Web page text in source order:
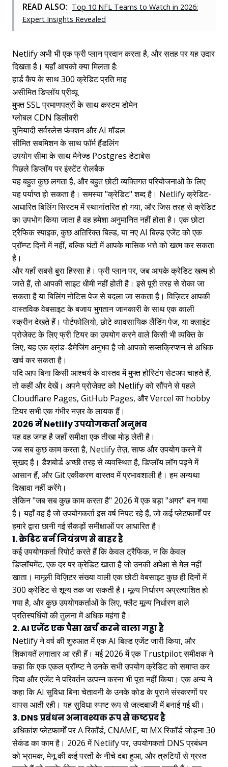
READ ALSO: Top 10 NFL Teams to Watch in 2026:
Expert Insights Revealed
Netlify अभी भी एक फ्री प्लान प्रदान करता है, और सतह पर यह उदार
दिखता है। यहाँ आपको क्या मिलता है:
हार्ड कैप के साथ 300 क्रेडिट प्रति माह
असीमित डिप्लॉय प्रीव्यू
मुफ्त SSL प्रमाणपत्रों के साथ कस्टम डोमेन
ग्लोबल CDN डिलीवरी
बुनियादी सर्वरलेस फंक्शन और AI मॉडल
सीमित सबमिशन के साथ फॉर्म हैंडलिंग
उपयोग सीमा के साथ मैनेज्ड Postgres डेटाबेस
पिछले डिप्लॉय पर इंस्टेंट रोलबैक
यह बहुत कुछ लगता है, और बहुत छोटी व्यक्तिगत परियोजनाओं के लिए
यह पर्याप्त हो सकता है। समस्या "क्रेडिट" शब्द है। Netlify क्रेडिट-
आधारित बिलिंग सिस्टम में स्थानांतरित हो गया, और जिस तरह से क्रेडिट
का उपभोग किया जाता है वह हमेशा अनुमानित नहीं होता है। एक छोटा
ट्रैफिक स्पाइक, कुछ अतिरिक्त बिल्ड, या नए AI बिल्ड एजेंट को एक
प्रॉम्प्ट दिनों में नहीं, बल्कि घंटों में आपके मासिक भत्ते को खत्म कर सकता
है।
और यहाँ सबसे बुरा हिस्सा है। फ्री प्लान पर, जब आपके क्रेडिट खत्म हो
जाते हैं, तो आपकी साइट धीमी नहीं होती है। इसे पूरी तरह से रोका जा
सकता है या बिलिंग नोटिस पेज से बदला जा सकता है। विज़िटर आपकी
वास्तविक वेबसाइट के बजाय भुगतान जानकारी के साथ एक काली
स्क्रीन देखते हैं। पोर्टफोलियो, छोटे व्यावसायिक लैंडिंग पेज, या क्लाइंट
प्रोजेक्ट के लिए फ्री टियर का उपयोग करने वाले किसी भी व्यक्ति के
लिए, यह एक ब्रांड-डैमेजिंग अनुभव है जो आपको सब्सक्रिप्शन से अधिक
खर्च कर सकता है।
यदि आप बिना किसी आश्चर्य के वास्तव में मुफ्त होस्टिंग सेटअप चाहते हैं,
तो कहीं और देखें। अपने प्रोजेक्ट को Netlify को सौंपने से पहले
Cloudflare Pages, GitHub Pages, और Vercel का hobby
टियर सभी एक गंभीर नज़र के लायक हैं।
2026 में Netlify उपयोगकर्ता अनुभव
यह वह जगह है जहाँ समीक्षा एक तीखा मोड़ लेती है।
जब सब कुछ काम करता है, Netlify तेज़, साफ और उपयोग करने में
सुखद है। डैशबोर्ड अच्छी तरह से व्यवस्थित है, डिप्लॉय लॉग पढ़ने में
आसान हैं, और Git एकीकरण वास्तव में प्रभावशाली है। हम अन्यथा
दिखावा नहीं करेंगे।
लेकिन "जब सब कुछ काम करता है" 2026 में एक बड़ा "अगर" बन गया
है। यहाँ वह है जो उपयोगकर्ता इस वर्ष निपट रहे हैं, जो कई प्लेटफार्मों पर
हमारे द्वारा छानी गई सैकड़ों समीक्षाओं पर आधारित है।
1. क्रेडिट बर्न नियंत्रण से बाहर है
कई उपयोगकर्ता रिपोर्ट करते हैं कि केवल ट्रैफिक, न कि केवल
डिप्लॉयमेंट, एक दर पर क्रेडिट खाता है जो उनकी अपेक्षा से मेल नहीं
खाता। मामूली विज़िटर संख्या वाली एक छोटी वेबसाइट कुछ ही दिनों में
300 क्रेडिट से शून्य तक जा सकती है। मूल्य निर्धारण अप्रत्याशित हो
गया है, और कुछ उपयोगकर्ताओं के लिए, फ्लैट मूल्य निर्धारण वाले
प्रतिस्पर्धियों की तुलना में अधिक महंगा है।
2. AI एजेंट एक पैसा खर्च करने वाला गड्ढा है
Netlify ने वर्ष की शुरुआत में एक AI बिल्ड एजेंट जारी किया, और
शिकायतें लगातार आ रही हैं। मई 2026 में एक Trustpilot समीक्षक ने
कहा कि एक एकल प्रॉम्प्ट ने उनके सभी उपयोग क्रेडिट को समाप्त कर
दिया और एजेंट ने परिवर्तन उत्पन्न करना भी पूरा नहीं किया। एक अन्य ने
कहा कि AI सुविधा बिना चेतावनी के उनके कोड के पुराने संस्करणों पर
वापस आती रही। यह सुविधा स्पष्ट रूप से जल्दबाजी में बनाई गई थी।
3. DNS प्रबंधन अनावश्यक रूप से कष्टप्रद है
अधिकांश प्लेटफार्मों पर A रिकॉर्ड, CNAME, या MX रिकॉर्ड जोड़ना 30
सेकंड का काम है। 2026 में Netlify पर, उपयोगकर्ता DNS प्रबंधन
को भ्रामक, मेनू की कई परतों के नीचे दबा हुआ, और त्रुटियों से ग्रस्त